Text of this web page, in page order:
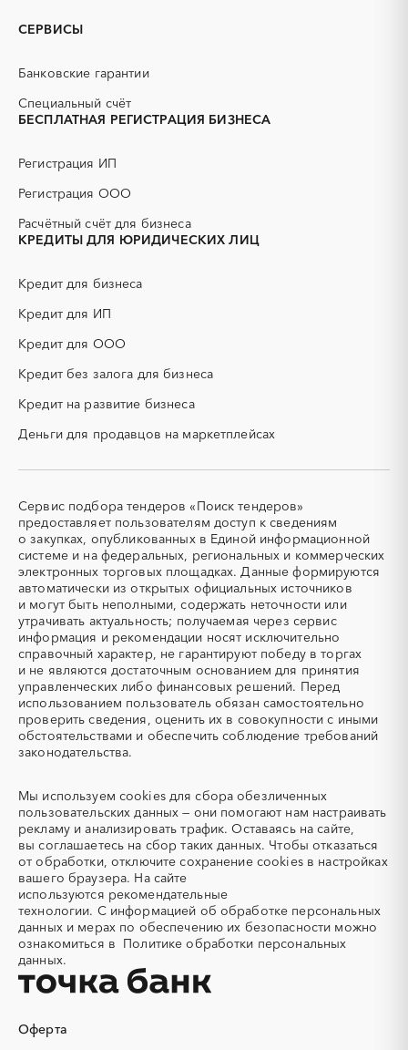
PR
АЭС
активные добавки)
ЖБИ
ИБП
КИП (контрольно-
КТП
ОКР (опытно-
конструкторские работы)
ПГС (песчано-гравийная
смесь)
СВО
СКС (структурированные
СКУД
СОЖ (смазочно-
ТЭН
(Теплоэлектронагреватель)
УДС (установки
депарафинизации скважин)
УКПГ
ЯТЭК
Аварийные работы
Авиаперевозка
Авиационные работы
Авиационные работы
вертолетами
Автобус
Автовозы
Автогрейдер
Автозапчасти
Автоматизация
Автомобили
Автомобильные весы
Авторский надзор
Автотранспорт
Автоцистерны пожарные
Адсорбенты
Акварель
Аквариумы
Аккумуляторы
Алкогольная продукция
Алмазное бурение
Алмазная резка
Алюминиевые
конструкции
Алюминий
Аммоний
Ангар
Антенны
Антискалант
Аппараты воздушного
Аренда автобусов
Камень-на-Оби
СЕРВИСЫ
Банковские гарантии
Специальный счёт
БЕСПЛАТНАЯ РЕГИСТРАЦИЯ БИЗНЕСА
Регистрация ИП
Регистрация ООО
Расчётный счёт для бизнеса
КРЕДИТЫ ДЛЯ ЮРИДИЧЕСКИХ ЛИЦ
Кредит для бизнеса
Кредит для ИП
Кредит для ООО
Кредит без залога для бизнеса
Кредит на развитие бизнеса
Деньги для продавцов на маркетплейсах
Оферта
Сервис подбора тендеров «Поиск тендеров»
предоставляет пользователям доступ к сведениям
о закупках, опубликованных в Единой информационной
системе и на федеральных, региональных и коммерческих
электронных торговых площадках. Данные формируются
автоматически из открытых официальных источников
и могут быть неполными, содержать неточности или
утрачивать актуальность; получаемая через сервис
информация и рекомендации носят исключительно
справочный характер, не гарантируют победу в торгах
и не являются достаточным основанием для принятия
управленческих либо финансовых решений. Перед
использованием пользователь обязан самостоятельно
проверить сведения, оценить их в совокупности с иными
обстоятельствами и обеспечить соблюдение требований
законодательства.
Мы используем cookies для сбора обезличенных
пользовательских данных — они помогают нам настраивать
рекламу и анализировать трафик. Оставаясь на сайте,
вы соглашаетесь на сбор таких данных. Чтобы отказаться
от обработки, отключите сохранение cookies в настройках
вашего браузера. На сайте
используются рекомендательные
технологии. С информацией об обработке персональных
данных и мерах по обеспечению их безопасности можно
ознакомиться в Политике обработки персональных
данных.